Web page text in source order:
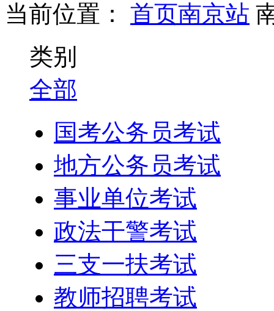
当前位置： 首页南京站
类别
全部
国考公务员考试
地方公务员考试
事业单位考试
政法干警考试
三支一扶考试
教师招聘考试